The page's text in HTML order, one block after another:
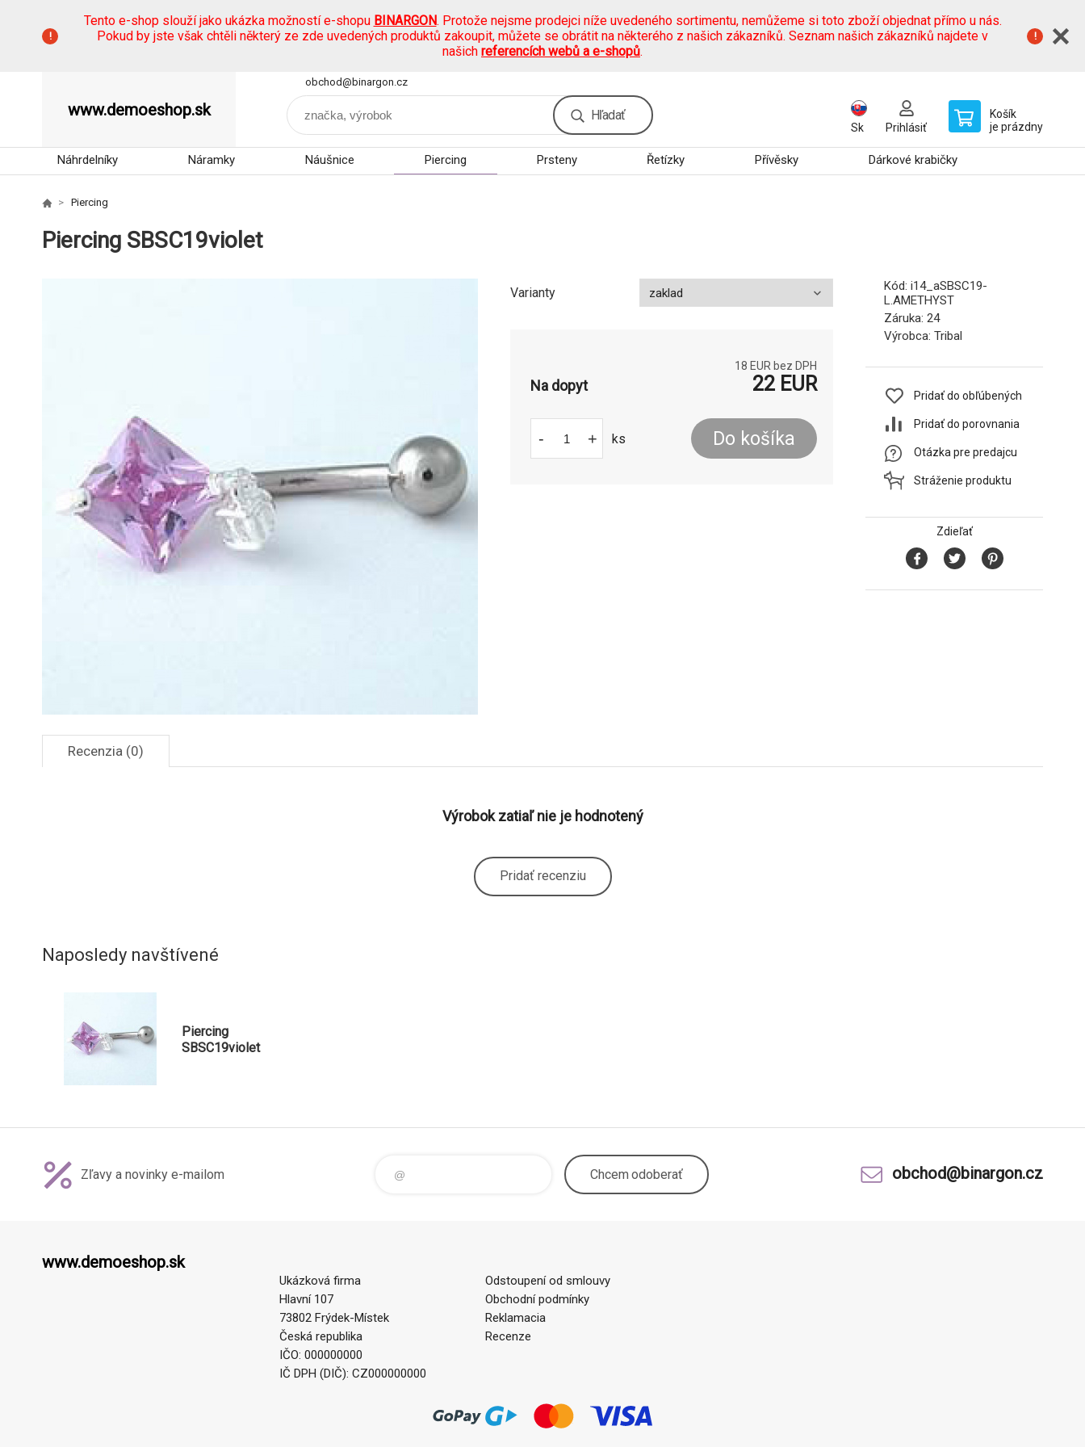
Tento e-shop slouží jako ukázka možností e-shopu BINARGON. Protože nejsme prodejci níže uvedeného sortimentu, nemůžeme si toto zboží objednat přímo u nás.
Pokud by jste však chtěli některý ze zde uvedených produktů zakoupit, můžete se obrátit na některého z našich zákazníků. Seznam našich zákazníků najdete v
našich referencích webů a e-shopů.
www.demoeshop.sk
obchod@binargon.cz
Hľadať
Sk Prihlásiť
Košík
je prázdny
Náhrdelníky Náramky Náušnice Piercing Prsteny Řetízky Přívěsky Dárkové krabičky
Piercing
Piercing SBSC19violet
Varianty
18 EUR bez DPH
Na dopyt 22 EUR
- + ks Do košíka
Kód: i14_aSBSC19-
L.AMETHYST
Záruka: 24
Výrobca: Tribal
Pridať do obľúbených
Pridať do porovnania
Otázka pre predajcu
Stráženie produktu
Zdieľať
Recenzia (0)
Výrobok zatiaľ nie je hodnotený
Pridať recenziu
Naposledy navštívené
Piercing
SBSC19violet
Zľavy a novinky e-mailom Chcem odoberať obchod@binargon.cz
www.demoeshop.sk
Ukázková firma
Hlavní 107
73802 Frýdek-Místek
Česká republika
IČO: 000000000
IČ DPH (DIČ): CZ000000000
Odstoupení od smlouvy
Obchodní podmínky
Reklamacia
Recenze